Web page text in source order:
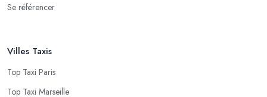
Se référencer
Villes Taxis
Top Taxi Paris
Top Taxi Marseille